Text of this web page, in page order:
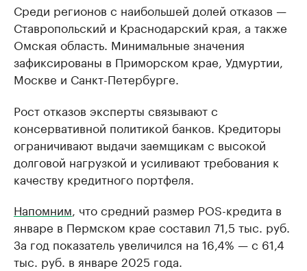
Среди регионов с наибольшей долей отказов —
Ставропольский и Краснодарский края, а также
Омская область. Минимальные значения
зафиксированы в Приморском крае, Удмуртии,
Москве и Санкт-Петербурге.
Рост отказов эксперты связывают с
консервативной политикой банков. Кредиторы
ограничивают выдачи заемщикам с высокой
долговой нагрузкой и усиливают требования к
качеству кредитного портфеля.
Напомним , что средний размер POS-кредита в
январе в Пермском крае составил 71,5 тыс. руб.
За год показатель увеличился на 16,4% — с 61,4
тыс. руб. в январе 2025 года.